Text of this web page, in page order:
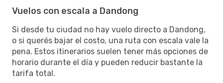
Vuelos con escala a Dandong
Si desde tu ciudad no hay vuelo directo a Dandong,
o si querés bajar el costo, una ruta con escala vale la
pena. Estos itinerarios suelen tener más opciones de
horario durante el día y pueden reducir bastante la
tarifa total.